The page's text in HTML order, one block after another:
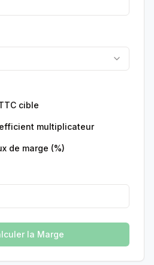
cible
multiplicateur
de marge (%)
la Marge